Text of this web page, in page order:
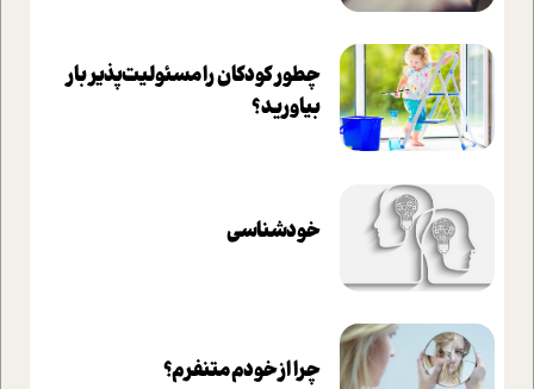
چطور کودکان را مسئولیت‌پذیر بار
بیاورید؟
خودشناسی
چرا از خودم متنفرم؟